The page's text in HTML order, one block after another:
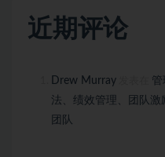
近期评论
Drew Murray
法、绩效管理、团队
团队